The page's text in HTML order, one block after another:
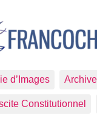
d’Images
Constitutionnel